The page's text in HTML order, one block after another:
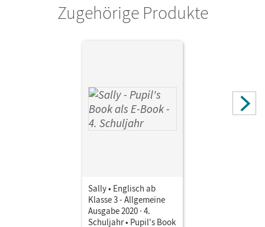
Zugehörige Produkte
Sally • Englisch ab
Klasse 3 - Allgemeine
Ausgabe 2020 · 4.
Schuljahr • Pupil's Book